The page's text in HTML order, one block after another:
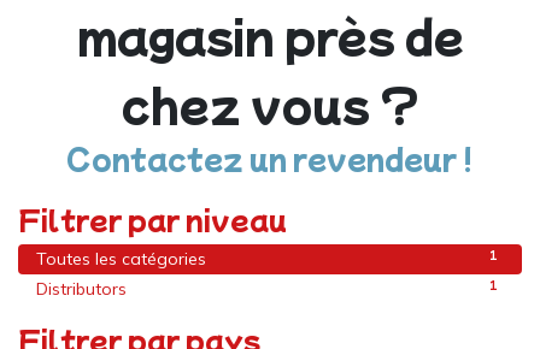
magasin près de
chez vous ?
Contactez un revendeur !
Filtrer par niveau
1
Toutes les catégories
1
Distributors
Filtrer par pays